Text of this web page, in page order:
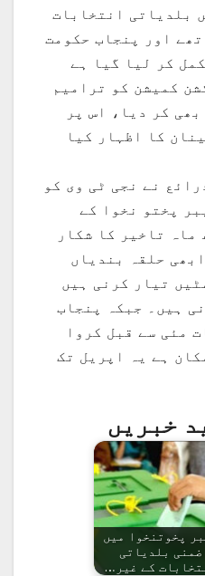
بلدیاتی انتخابات
تھے اور پنجاب حکومت
کر لیا گیا ہے
کمیشن کو ترامیم
کر دیا، اس پر
کا اظہار کیا
نے نجی ٹی وی کو
پختو نخوا کے
ماہ تاخیر کا شکار
حلقہ بندیاں
تیار کرنی ہیں
ہیں۔ جبکہ پنجاب
مئی سے قبل کروا
ہے یہ اپریل تک
خبریں
پخوتنخوا میں
ضمنی بلدیاتی
کے غیر…